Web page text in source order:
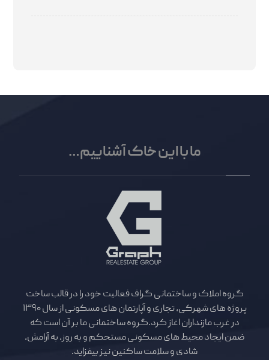
ما با این خاک آشناییم…
گروه املاک و ساختمانی گراف فعالیت خود را در قالب ساخت
پروژه های شهرکی، تجاری و آپارتمان های مسکونی از سال ۱۳۹۰
در غرب مازنداران اغاز کرد.گروه ساختمانی ما بر آن است که
ضمن ایجاد محیط های مسکونی مستحکم و به روز، به آرامش،
شادی و سلامت ساکنین نیز بیفزاید.